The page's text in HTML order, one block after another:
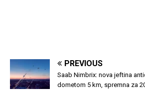
PREVIOUS
Saab Nimbrix: nova jeftina
dometom 5 km, spremna za